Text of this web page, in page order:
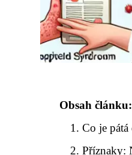
Obsah článku:
Co je pátá
Příznaky: